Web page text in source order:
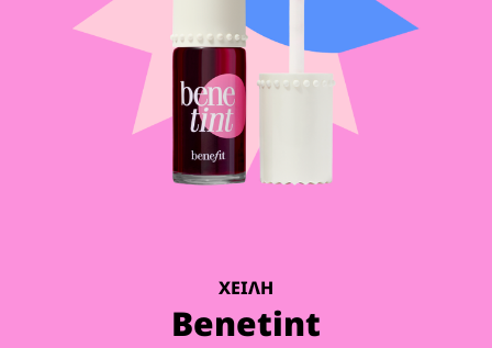
ΧΕΙΛΗ
Benetint